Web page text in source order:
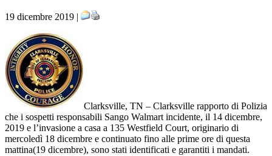
19 dicembre 2019 |
Clarksville, TN – Clarksville rapporto di Polizia
che i sospetti responsabili Sango Walmart incidente, il 14 dicembre,
2019 e l’invasione a casa a 135 Westfield Court, originario di
mercoledì 18 dicembre e continuato fino alle prime ore di questa
mattina(19 dicembre), sono stati identificati e garantiti i mandati.